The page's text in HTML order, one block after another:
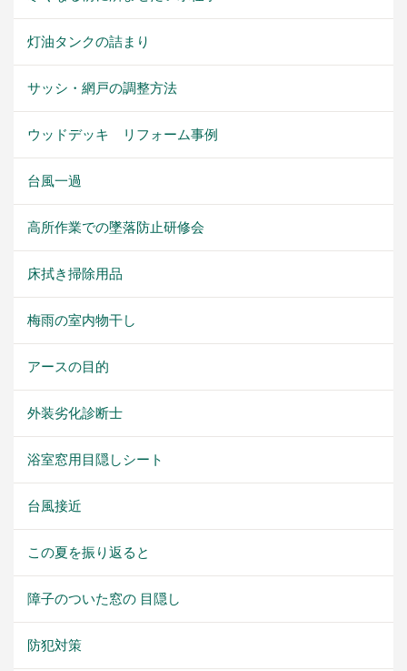
灯油タンクの詰まり
サッシ・網戸の調整方法
ウッドデッキ リフォーム事例
台風一過
高所作業での墜落防止研修会
床拭き掃除用品
梅雨の室内物干し
アースの目的
外装劣化診断士
浴室窓用目隠しシート
台風接近
この夏を振り返ると
障子のついた窓の 目隠し
防犯対策